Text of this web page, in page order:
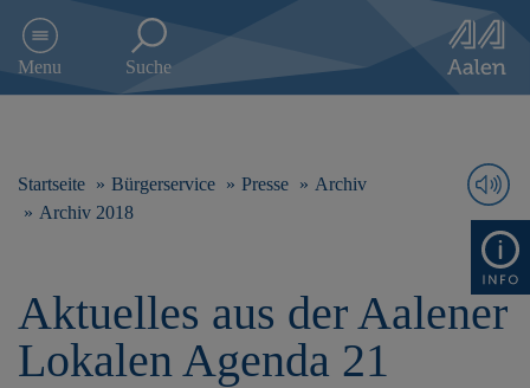
e
Menu Suche
Startseite Bürgerservice Presse
Archiv
Archiv 2018
Aktuelles aus der Aalener
Lokalen Agenda 21